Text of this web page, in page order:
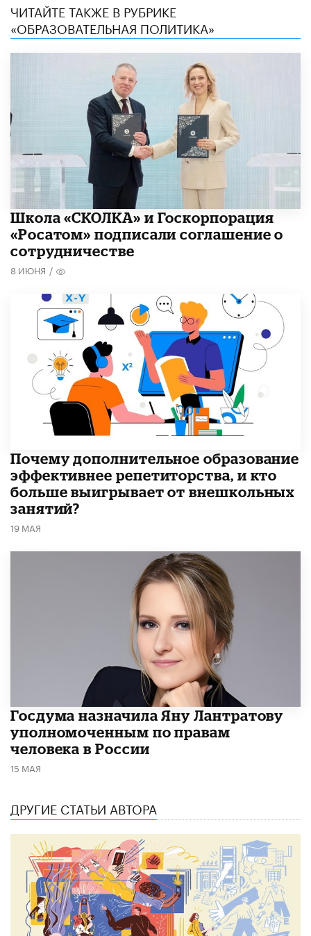
ЧИТАЙТЕ ТАКЖЕ В РУБРИКЕ
«ОБРАЗОВАТЕЛЬНАЯ ПОЛИТИКА»
Школа «СКОЛКА» и Госкорпорация
«Росатом» подписали соглашение о
сотрудничестве
8 ИЮНЯ /
​Почему дополнительное образование
эффективнее репетиторства, и кто
больше выигрывает от внешкольных
занятий?
19 МАЯ
Госдума назначила Яну Лантратову
уполномоченным по правам
человека в России
15 МАЯ
ДРУГИЕ СТАТЬИ АВТОРА